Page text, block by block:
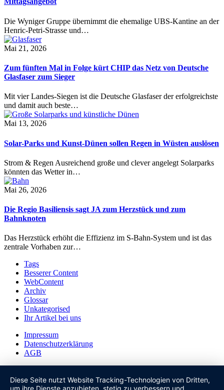
Die Wyniger Gruppe übernimmt die ehemalige UBS-Kantine an der
Henric-Petri-Strasse und…
Mai 21, 2026
Zum fünften Mal in Folge kürt CHIP das Netz von Deutsche
Glasfaser zum Sieger
Mit vier Landes-Siegen ist die Deutsche Glasfaser der erfolgreichste
und damit auch beste…
Mai 13, 2026
Solar-Parks und Kunst-Dünen sollen Regen in Wüsten auslösen
Strom & Regen Ausreichend große und clever angelegt Solarparks
könnten das Wetter in…
Mai 26, 2026
Die Regio Basiliensis sagt JA zum Herzstück und zum
Bahnknoten
Das Herzstück erhöht die Effizienz im S-Bahn-System und ist das
zentrale Vorhaben zur…
Tags
Besserer Content
WebContent
Archiv
Glossar
Unkategorised
Ihr Artikel bei uns
Impressum
Datenschutzerklärung
AGB
Diese Seite nutzt Website Tracking-Technologien von Dritten,
um ihre Dienste anzubieten, stetig zu verbessern und